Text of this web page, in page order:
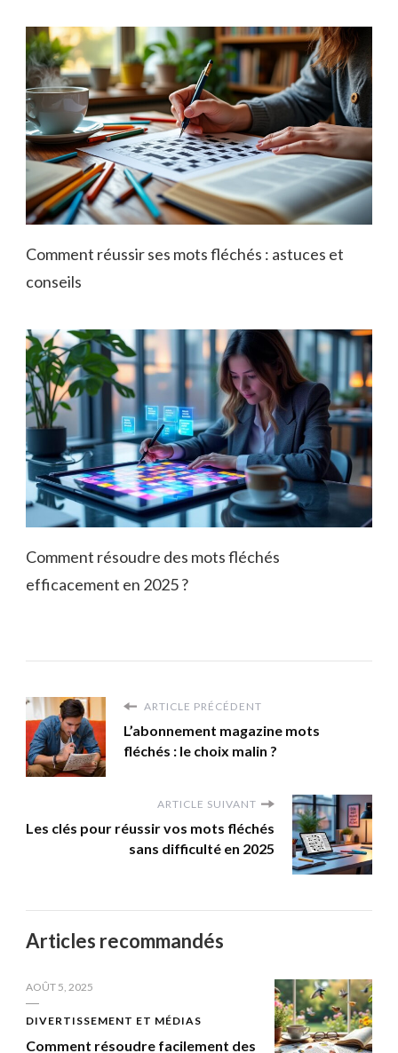
Comment réussir ses mots fléchés : astuces et
conseils
Comment résoudre des mots fléchés
efficacement en 2025 ?
ARTICLE PRÉCÉDENT
L’abonnement magazine mots
fléchés : le choix malin ?
ARTICLE SUIVANT
Les clés pour réussir vos mots fléchés
sans difficulté en 2025
Articles recommandés
AOÛT 5, 2025
DIVERTISSEMENT ET MÉDIAS
Comment résoudre facilement des